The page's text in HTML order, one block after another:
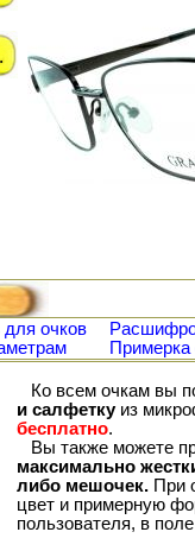
для очков
Примерка
Ко всем очкам вы
и салфеткуиз
бесплатно.
Вы также можете
максимально
либо мешочек. При
цвет и примерную
пользователя, в